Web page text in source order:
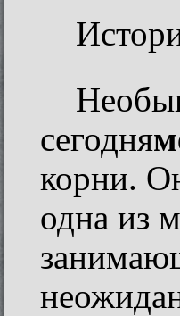
сегодня
корни.
одна из